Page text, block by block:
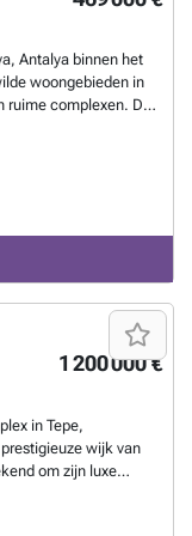
Antalya binnen het
woongebieden in
ruime complexen. De
Antalya,
km van Kleopatra-
met
en een
uitgerust met deuren
badkamer- en
en kroonluchters,
En savoir plus ?
1 200 000 €
in Tepe,
wijk van
om zijn luxe
rustige levensstijl